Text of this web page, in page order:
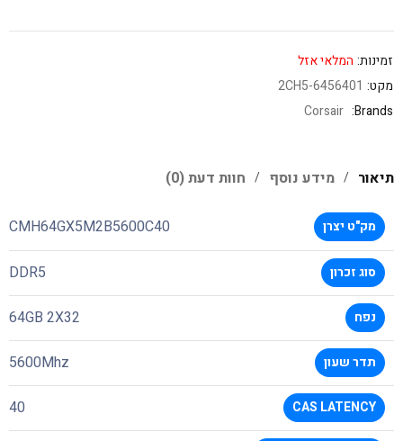
זמינות: המלאי אזל
מקט: 2CH5-6456401
Brands:
Corsair
תיאור מידע נוסף חוות דעת (0)
מק"ט יצרן CMH64GX5M2B5600C40
סוג זכרון DDR5
נפח 64GB 2X32
תדר שעון 5600Mhz
CAS LATENCY
40